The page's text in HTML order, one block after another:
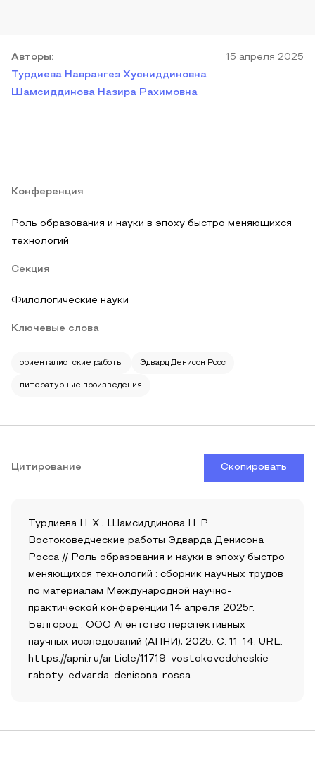
Авторы:
Турдиева Наврангез Хусниддиновна
Шамсиддинова Назира Рахимовна
15 апреля 2025
Конференция
Роль образования и науки в эпоху быстро меняющихся
технологий
Секция
Филологические науки
Ключевые слова
ориенталистские работы Эдвард Денисон Росс
литературные произведения
Цитирование Скопировать
Турдиева Н. Х., Шамсиддинова Н. Р.
Востоковедческие работы Эдварда Денисона
Росса // Роль образования и науки в эпоху быстро
меняющихся технологий : сборник научных трудов
по материалам Международной научно-
практической конференции 14 апреля 2025г.
Белгород : ООО Агентство перспективных
научных исследований (АПНИ), 2025. С. 11-14. URL:
https://apni.ru/article/11719-vostokovedcheskie-
raboty-edvarda-denisona-rossa